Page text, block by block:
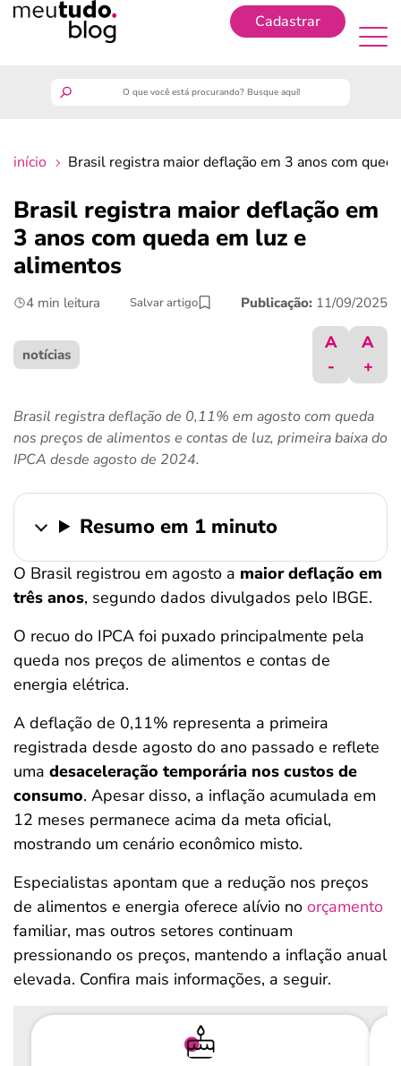
Cadastrar
finanças
benefícios
últimas notícias
ferramentas
início Brasil registra maior deflação em 3 anos com
Brasil registra maior deflação em
3 anos com queda em luz e
alimentos
4 min leitura Salvar artigo Publicação: 11/09/2025
notícias
A
-
A
+
Brasil registra deflação de 0,11% em agosto com queda
nos preços de alimentos e contas de luz, primeira baixa do
IPCA desde agosto de 2024.
Resumo em 1 minuto
O Brasil registrou em agosto a maior deflação em
três anos, segundo dados divulgados pelo IBGE.
O recuo do IPCA foi puxado principalmente pela
queda nos preços de alimentos e contas de
energia elétrica.
A deflação de 0,11% representa a primeira
registrada desde agosto do ano passado e reflete
uma desaceleração temporária nos custos de
consumo. Apesar disso, a inflação acumulada em
12 meses permanece acima da meta oficial,
mostrando um cenário econômico misto.
Especialistas apontam que a redução nos preços
de alimentos e energia oferece alívio no orçamento
familiar, mas outros setores continuam
pressionando os preços, mantendo a inflação anual
elevada. Confira mais informações, a seguir.